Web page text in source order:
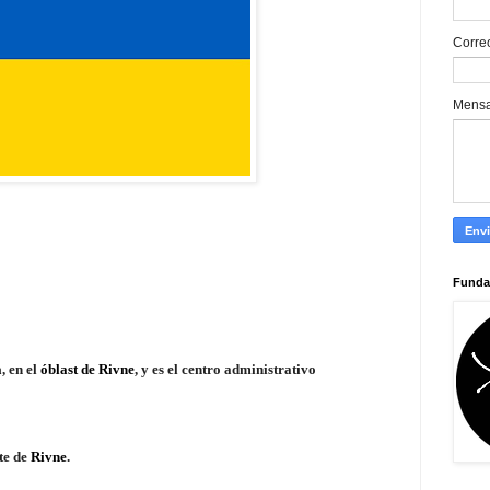
, en el óblast de Rivne, y es el centro administrativo
de Rivne.